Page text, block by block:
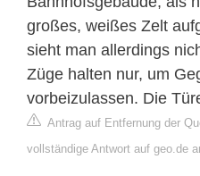
großes, weißes Zelt
sieht man allerdings
Züge halten nur, um
vorbeizulassen. Die
Antrag auf Entfernung der
vollständige Antwort auf geo.de